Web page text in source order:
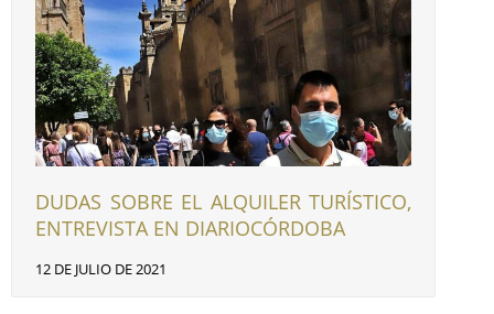
DUDAS SOBRE EL ALQUILER TURÍSTICO,
ENTREVISTA EN DIARIOCÓRDOBA
12 DE JULIO DE 2021